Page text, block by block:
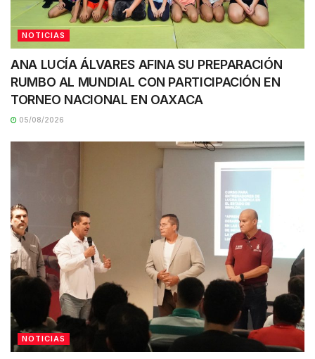
NOTICIAS
ANA LUCÍA ÁLVARES AFINA SU PREPARACIÓN
RUMBO AL MUNDIAL CON PARTICIPACIÓN EN
TORNEO NACIONAL EN OAXACA
05/08/2026
NOTICIAS